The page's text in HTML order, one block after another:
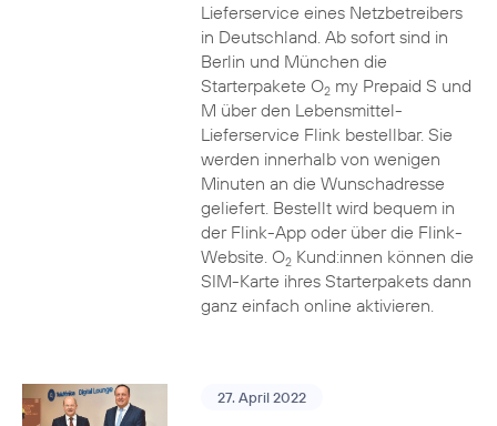
Lieferservice eines Netzbetreibers
in Deutschland. Ab sofort sind in
Berlin und München die
Starterpakete O2my Prepaid S und
M über den Lebensmittel-
Lieferservice Flink bestellbar. Sie
werden innerhalb von wenigen
Minuten an die Wunschadresse
geliefert. Bestellt wird bequem in
der Flink-App oder über die Flink-
Website. O2Kund:innen können die
SIM-Karte ihres Starterpakets dann
ganz einfach online aktivieren.
27. April 2022